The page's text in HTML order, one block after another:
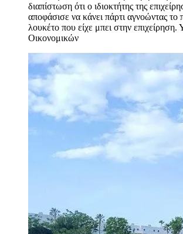
διαπίστωση ότι ο ιδιοκτήτης της
αποφάσισε να κάνει πάρτι αγνοώντας το
λουκέτο που είχε μπει στην επιχείρηση.
Οικονομικών